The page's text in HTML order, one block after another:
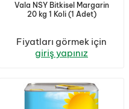
Vala NSY Bitkisel Margarin
20 kg 1 Koli (1 Adet)
Fiyatları görmek için
giriş yapınız